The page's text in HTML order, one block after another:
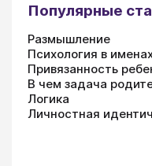
Популярные
Размышление
Психология в
Привязанность
В чем задача
Логика
Личностная